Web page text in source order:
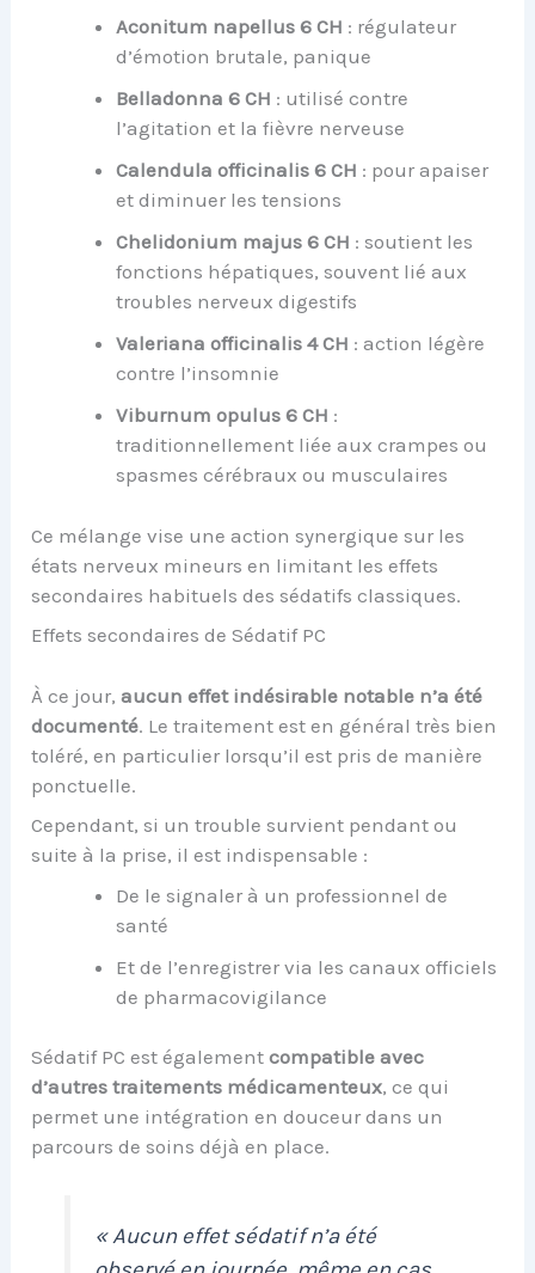
Aconitum napellus 6 CH : régulateur
d’émotion brutale, panique
Belladonna 6 CH : utilisé contre
l’agitation et la fièvre nerveuse
Calendula officinalis 6 CH : pour apaiser
et diminuer les tensions
Chelidonium majus 6 CH : soutient les
fonctions hépatiques, souvent lié aux
troubles nerveux digestifs
Valeriana officinalis 4 CH : action légère
contre l’insomnie
Viburnum opulus 6 CH :
traditionnellement liée aux crampes ou
spasmes cérébraux ou musculaires
Ce mélange vise une action synergique sur les
états nerveux mineurs en limitant les effets
secondaires habituels des sédatifs classiques.
Effets secondaires de Sédatif PC
À ce jour,aucun effet indésirable notable n’a été
documenté. Le traitement est en général très bien
toléré, en particulier lorsqu’il est pris de manière
ponctuelle.
Cependant, si un trouble survient pendant ou
suite à la prise, il est indispensable :
De le signaler à un professionnel de
santé
Et de l’enregistrer via les canaux officiels
de pharmacovigilance
Sédatif PC est égalementcompatible avec
d’autres traitements médicamenteux, ce qui
permet une intégration en douceur dans un
parcours de soins déjà en place.
« Aucun effet sédatif n’a été